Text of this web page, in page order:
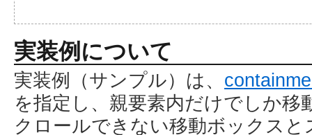
実装例について
実装例（サンプル）は、
を指定し、親要素内だけでしか
クロールできない移動ボックス